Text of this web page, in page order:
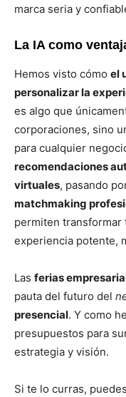
marca seria y
La IA como
Hemos visto cómo el
personalizar la
es algo que
corporaciones, sino
para cualquier
recomendaciones
virtuales, pasando
matchmaking
permiten transformar
experiencia potente,
Las ferias
pauta del futuro del
presencial. Y como
presupuestos para
estrategia y visión.
Si te lo curras,